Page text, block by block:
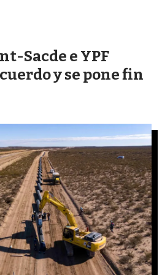
Sacde e YPF
y se pone fin